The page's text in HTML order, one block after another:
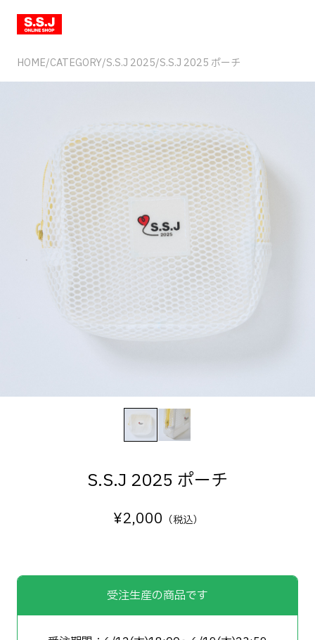
HOME/CATEGORY/S.S.J 2025/S.S.J 2025 ポーチ
S.S.J 2025 ポーチ
¥2,000 （税込）
受注生産の商品です